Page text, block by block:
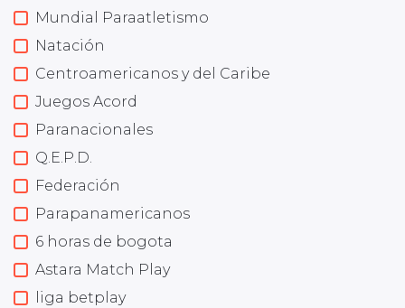
Mundial Paraatletismo
Natación
Centroamericanos y del Caribe
Juegos Acord
Paranacionales
Q.E.P.D.
Federación
Parapanamericanos
6 horas de bogota
Astara Match Play
liga betplay